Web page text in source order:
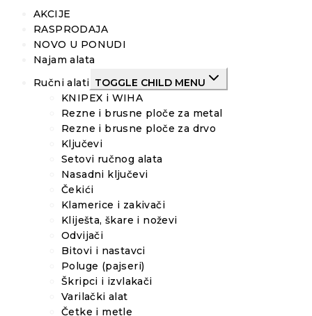
AKCIJE
RASPRODAJA
NOVO U PONUDI
Najam alata
Ručni alati TOGGLE CHILD MENU
KNIPEX i WIHA
Rezne i brusne ploče za metal
Rezne i brusne ploče za drvo
Ključevi
Setovi ručnog alata
Nasadni ključevi
Čekići
Klamerice i zakivači
Kliješta, škare i noževi
Odvijači
Bitovi i nastavci
Poluge (pajseri)
Škripci i izvlakači
Varilački alat
Četke i metle